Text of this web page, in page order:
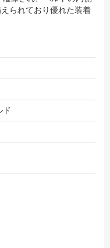
られており優れた装着
ド